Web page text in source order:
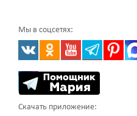
Мы в соцсетях:
Скачать приложение: